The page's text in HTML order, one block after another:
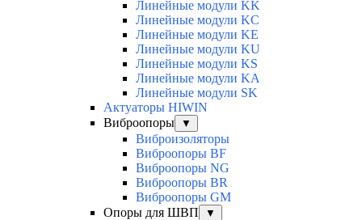
Линейные модули KK
Линейные модули KC
Линейные модули KE
Линейные модули KU
Линейные модули KS
Линейные модули KA
Линейные модули SK
Актуаторы HIWIN
Виброопоры
▼
Виброизоляторы
Виброопоры BF
Виброопоры NG
Виброопоры BR
Виброопоры GM
Опоры для ШВП
▼